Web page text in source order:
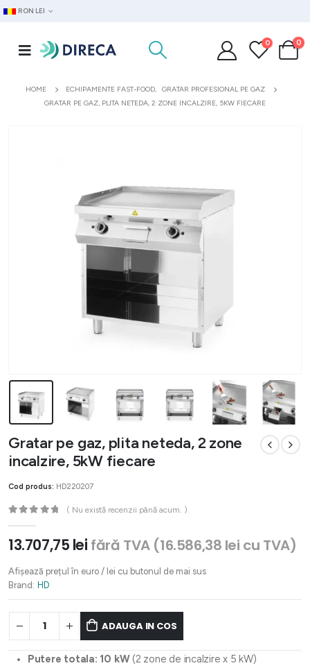
RON LEI
0 0
HOME ECHIPAMENTE FAST-FOOD,
GRATAR PROFESIONAL PE GAZ
GRATAR PE GAZ, PLITA NETEDA, 2 ZONE INCALZIRE, 5KW FIECARE
Gratar pe gaz, plita neteda, 2 zone
incalzire, 5kW fiecare
Cod produs: HD220207
( Nu există recenzii până acum. )
13.707,75 lei fără TVA (16.586,38 lei cu TVA)
Afișează prețul în euro / lei cu butonul de mai sus
Brand: HD
ADAUGA IN COS
Putere totala: 10 kW(2 zone de incalzire x 5 kW)